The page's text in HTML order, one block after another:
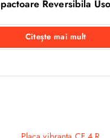
Reversibila
Citește mai mult